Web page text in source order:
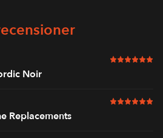
6 av 6 i
Noir
6 av 6 i
Replacements